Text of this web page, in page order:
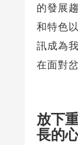
的發展
和特色
訊成為
在面對
放下
長的